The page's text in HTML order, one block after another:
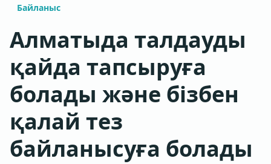
Байланыс
Алматыда талдауды
қайда тапсыруға
болады және бізбен
қалай тез
байланысуға болады